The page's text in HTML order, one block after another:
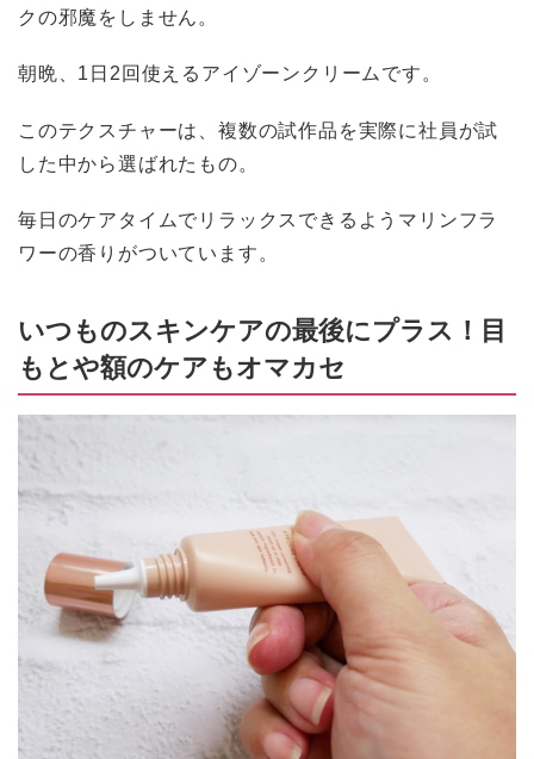
クの邪魔をしません。
朝晩、1日2回使えるアイゾーンクリームです。
このテクスチャーは、複数の試作品を実際に社員が試
した中から選ばれたもの。
毎日のケアタイムでリラックスできるようマリンフラ
ワーの香りがついています。
いつものスキンケアの最後にプラス！目
もとや額のケアもオマカセ